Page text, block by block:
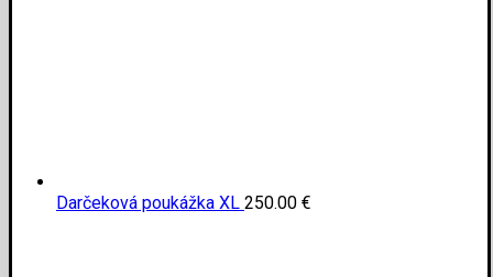
Darčeková poukážka XL 250.00 €